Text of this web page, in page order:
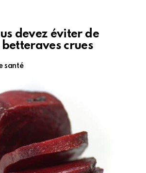
devez éviter de
crues
santé